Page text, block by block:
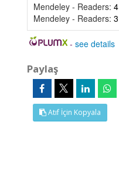
Mendeley - Readers: 4
Mendeley - Readers: 3
-see details
Paylaş
Atıf İçin Kopyala